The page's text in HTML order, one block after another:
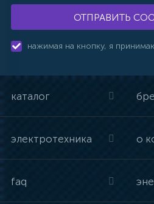
ОТПРАВИТЬ
нажимая на кнопку, я
каталог
электротехника о
faq